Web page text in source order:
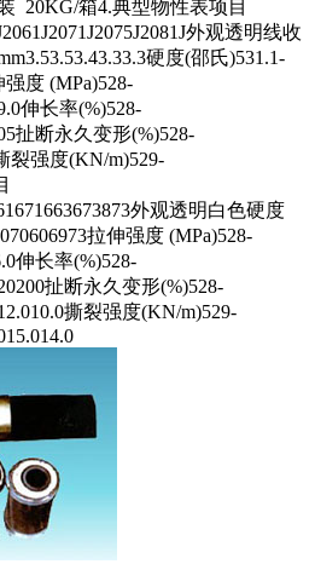
20KG/箱4.典型物性表项目
外观透明线收
硬度(邵氏)531.1-
强度 (MPa)528-
伸长率(%)528-
扯断永久变形(%)528-
裂强度(KN/m)529-
外观透明白色硬度
拉伸强度 (MPa)528-
伸长率(%)528-
扯断永久变形(%)528-
撕裂强度(KN/m)529-